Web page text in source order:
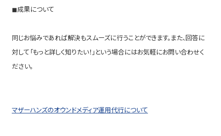
◼︎成果について
同じお悩みであれば解決もスムーズに行うことができます。また、回答に
対して「もっと詳しく知りたい！」という場合にはお気軽にお問い合わせく
ださい。
マザーハンズのオウンドメディア運用代行について